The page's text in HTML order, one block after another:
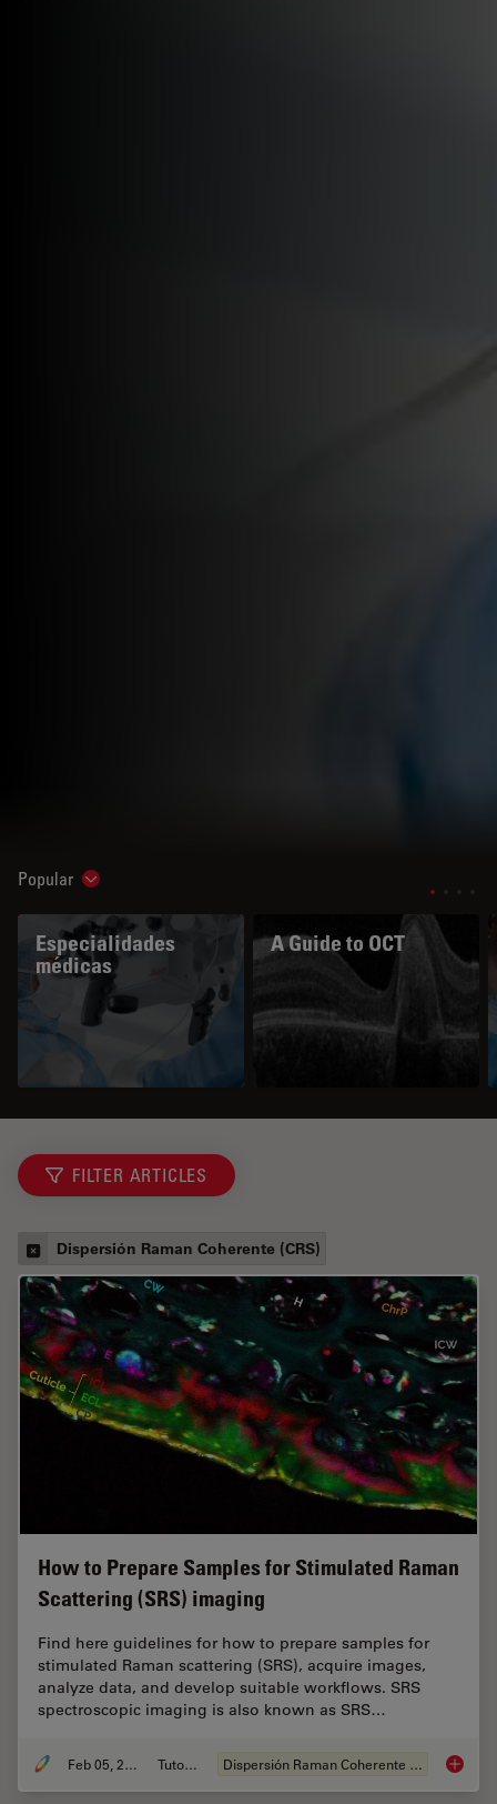
Popular Show subnavigation
Especialidades
médicas
A Guide to OCT
FILTER ARTICLES
Dispersión Raman Coherente (CRS)
How to Prepare Samples for Stimulated Raman
Scattering (SRS) imaging
Find here guidelines for how to prepare samples for
stimulated Raman scattering (SRS), acquire images,
analyze data, and develop suitable workflows. SRS
spectroscopic imaging is also known as SRS…
Feb 05, 2024 Tutorial Dispersión Raman Coherente (CRS) How to